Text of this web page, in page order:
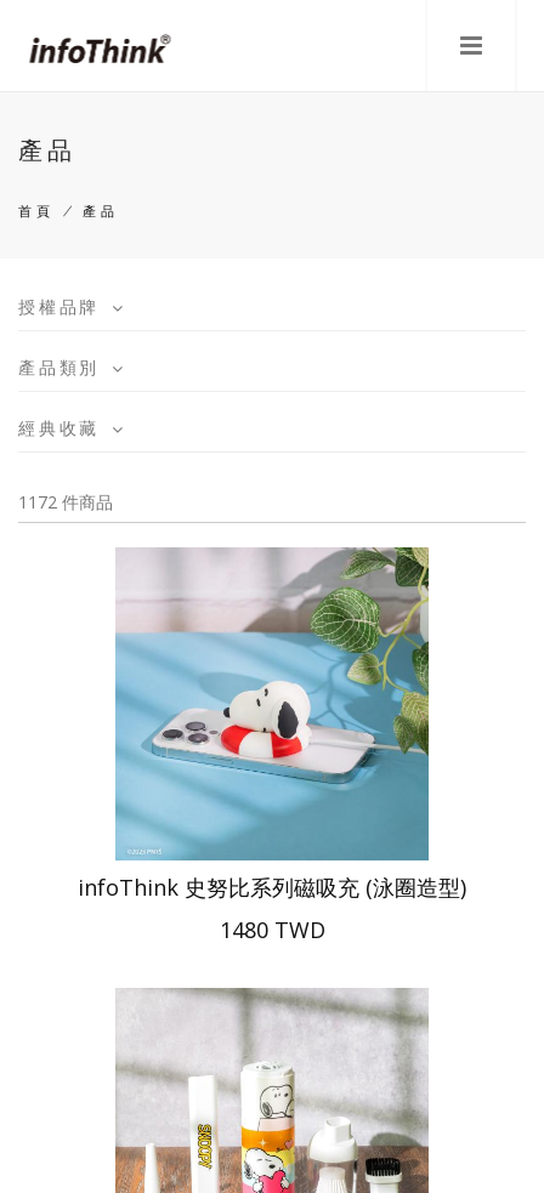
產品
航
結
首頁 / 產品
授權品牌
產品類別
經典收藏
1172 件商品
infoThink 史努比系列磁吸充 (泳圈造型)
1480 TWD